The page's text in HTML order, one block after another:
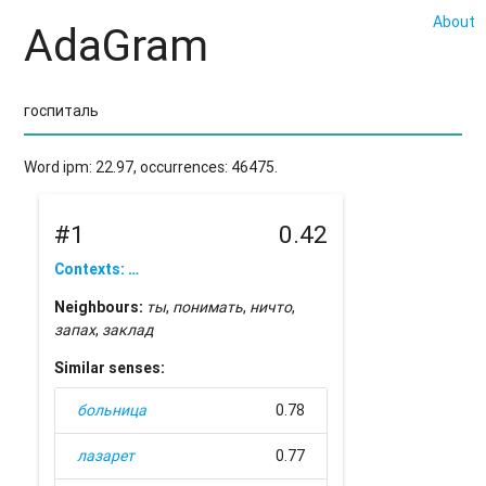
About
AdaGram
Word ipm: 22.97, occurrences: 46475.
#1 0.42
Contexts: …
Neighbours: ты, понимать, ничто,
запах, заклад
Similar senses:
больница 0.78
лазарет 0.77